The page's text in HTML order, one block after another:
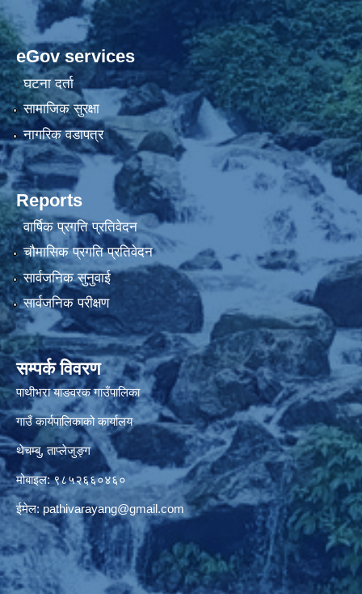
eGov services
घटना दर्ता
सामाजिक सुरक्षा
नागरिक वडापत्र
Reports
वार्षिक प्रगति प्रतिवेदन
चौमासिक प्रगति प्रतिवेदन
सार्वजनिक सुनुवाई
सार्वजनिक परीक्षण
सम्पर्क विवरण
पाथीभरा याङवरक गाउँपालिका
गाउँ कार्यपालिकाको कार्यालय
थेचम्बु, ताप्लेजुङ्ग
मोबाइल: ९८५२६६०४६०
ईमेल:pathivarayang@gmail.com